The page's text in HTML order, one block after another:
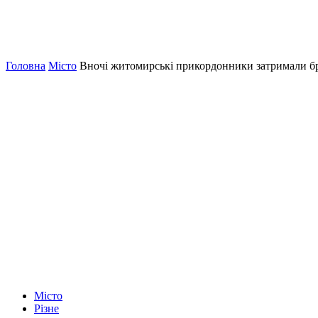
Головна Місто Вночі житомирські прикордонники затримали
Місто
Різне